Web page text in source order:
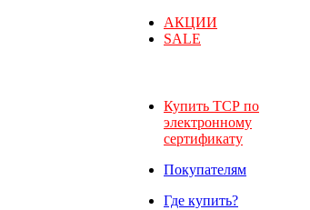
АКЦИИ
SALE
Купить ТСР по
электронному
сертификату
Покупателям
Где купить?